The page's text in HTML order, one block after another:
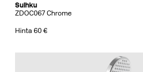
Suihku
ZDOC067 Chrome
Hinta 60 €